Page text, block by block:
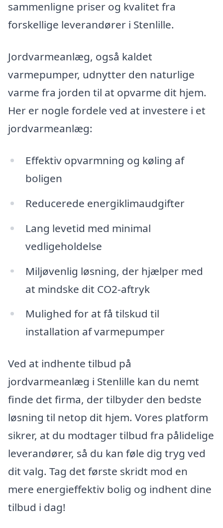
sammenligne priser og kvalitet fra
forskellige leverandører i Stenlille.
Jordvarmeanlæg, også kaldet
varmepumper, udnytter den naturlige
varme fra jorden til at opvarme dit hjem.
Her er nogle fordele ved at investere i et
jordvarmeanlæg:
Effektiv opvarmning og køling af
boligen
Reducerede energiklimaudgifter
Lang levetid med minimal
vedligeholdelse
Miljøvenlig løsning, der hjælper med
at mindske dit CO2-aftryk
Mulighed for at få tilskud til
installation af varmepumper
Ved at indhente tilbud på
jordvarmeanlæg i Stenlille kan du nemt
finde det firma, der tilbyder den bedste
løsning til netop dit hjem. Vores platform
sikrer, at du modtager tilbud fra pålidelige
leverandører, så du kan føle dig tryg ved
dit valg. Tag det første skridt mod en
mere energieffektiv bolig og indhent dine
tilbud i dag!